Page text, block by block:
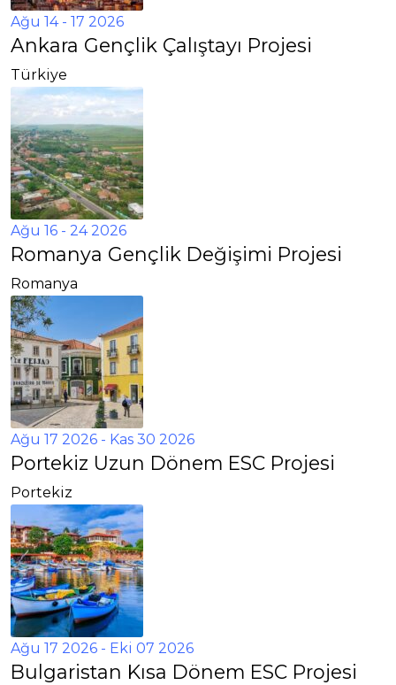
Ağu 14 - 17 2026
Ankara Gençlik Çalıştayı Projesi
Türkiye
Ağu 16 - 24 2026
Romanya Gençlik Değişimi Projesi
Romanya
Ağu 17 2026 - Kas 30 2026
Portekiz Uzun Dönem ESC Projesi
Portekiz
Ağu 17 2026 - Eki 07 2026
Bulgaristan Kısa Dönem ESC Projesi